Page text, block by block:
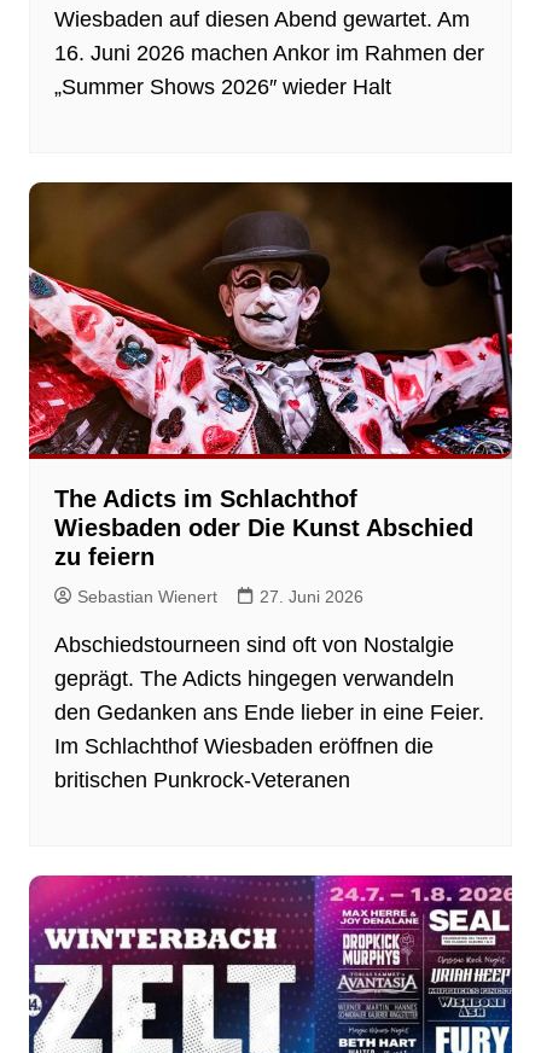
Wiesbaden auf diesen Abend gewartet. Am
16. Juni 2026 machen Ankor im Rahmen der
„Summer Shows 2026″ wieder Halt
The Adicts im Schlachthof
Wiesbaden oder Die Kunst Abschied
zu feiern
Sebastian Wienert 27. Juni 2026
Abschiedstourneen sind oft von Nostalgie
geprägt. The Adicts hingegen verwandeln
den Gedanken ans Ende lieber in eine Feier.
Im Schlachthof Wiesbaden eröffnen die
britischen Punkrock-Veteranen